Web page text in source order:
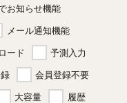
お知らせ機能
メール通知機能
ード
予測入力
会員登録不要
大容量
履歴